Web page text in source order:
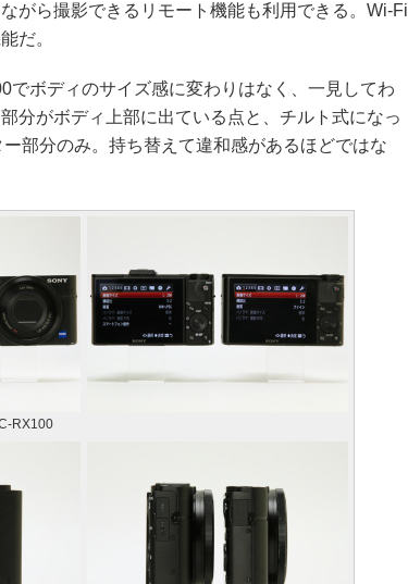
がら撮影できるリモート機能も利用できる。Wi-Fi
だ。
ボディのサイズ感に変わりはなく、一見してわ
分がボディ上部に出ている点と、チルト式になっ
部分のみ。持ち替えて違和感があるほどではな
RX100